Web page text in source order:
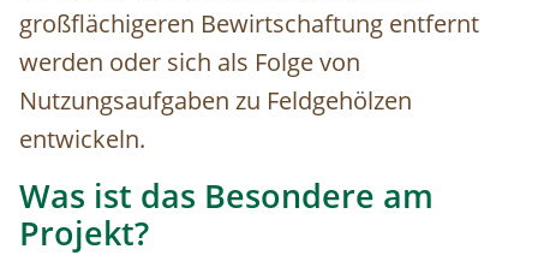
großflächigeren Bewirtschaftung entfernt
werden oder sich als Folge von
Nutzungsaufgaben zu Feldgehölzen
entwickeln.
Was ist das Besondere am
Projekt?